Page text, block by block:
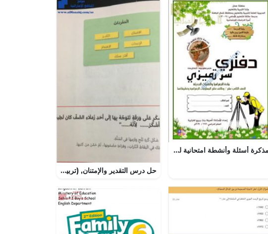
مذكرة أسئلة وأنشطة امتحانية لدرس وظائف نظم المعلومات الجغرافية وتطبيقاتها (جغرافيا) الثاني عشر
حل درس التقدير والإمتنان, (تربية أخلاقية) الثالث